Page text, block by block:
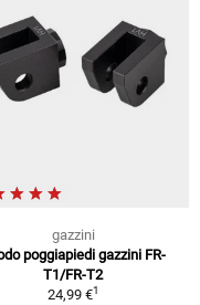
gazzini
poggiapiedi gazzini FR-
T1/FR-T2
24,99 €1